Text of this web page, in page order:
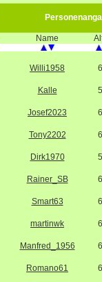
Name
Willi1958
Kalle
Josef2023
Tony2202
Dirk1970
Rainer_SB
Smart63
martinwk
Manfred_1956
Romano61